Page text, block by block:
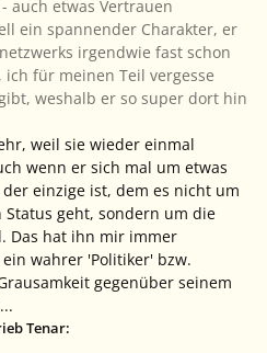
auch etwas Vertrauen
ein spannender Charakter, er
irgendwie fast schon
für meinen Teil vergesse
weshalb er so super dort hin
weil sie wieder einmal
wenn er sich mal um etwas
einzige ist, dem es nicht um
geht, sondern um die
Das hat ihn mir immer
wahrer 'Politiker' bzw.
gegenüber seinem
Tenar: